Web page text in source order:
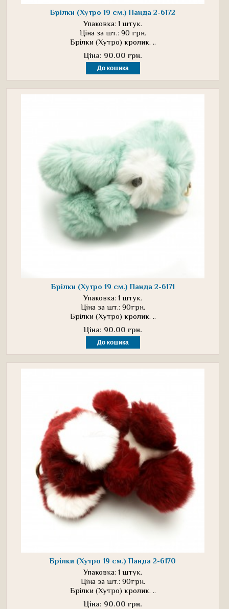
Брілки (Хутро 19 см.) Панда 2-6172
Упаковка: 1 штук.
Ціна за шт.: 90 грн.
Брілки (Хутро) кролик. ..
Ціна: 90.00 грн.
Брілки (Хутро 19 см.) Панда 2-6171
Упаковка: 1 штук.
Ціна за шт.: 90грн.
Брілки (Хутро) кролик. ..
Ціна: 90.00 грн.
Брілки (Хутро 19 см.) Панда 2-6170
Упаковка: 1 штук.
Ціна за шт.: 90грн.
Брілки (Хутро) кролик. ..
Ціна: 90.00 грн.